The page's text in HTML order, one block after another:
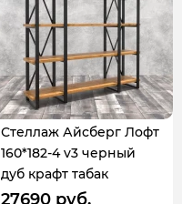
Стеллаж Айсберг Лофт
160*182-4 v3 черный
дуб крафт табак
27690 руб.